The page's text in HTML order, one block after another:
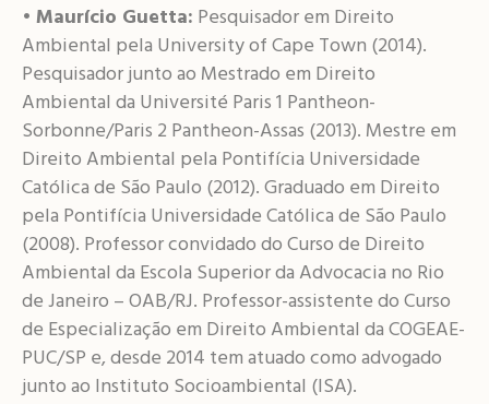
• Maurício Guetta: Pesquisador em Direito
Ambiental pela University of Cape Town (2014).
Pesquisador junto ao Mestrado em Direito
Ambiental da Université Paris 1 Pantheon-
Sorbonne/Paris 2 Pantheon-Assas (2013). Mestre em
Direito Ambiental pela Pontifícia Universidade
Católica de São Paulo (2012). Graduado em Direito
pela Pontifícia Universidade Católica de São Paulo
(2008). Professor convidado do Curso de Direito
Ambiental da Escola Superior da Advocacia no Rio
de Janeiro – OAB/RJ. Professor-assistente do Curso
de Especialização em Direito Ambiental da COGEAE-
PUC/SP e, desde 2014 tem atuado como advogado
junto ao Instituto Socioambiental (ISA).